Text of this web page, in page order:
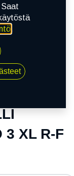
3 XL
3 XL R-F
.